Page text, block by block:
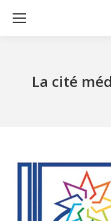
La cité